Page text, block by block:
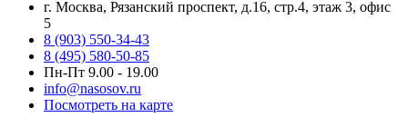
г. Москва, Рязанский проспект, д.16, стр.4, этаж 3, офис
5
8 (903) 550-34-43
8 (495) 580-50-85
Пн-Пт 9.00 - 19.00
info@nasosov.ru
Посмотреть на карте